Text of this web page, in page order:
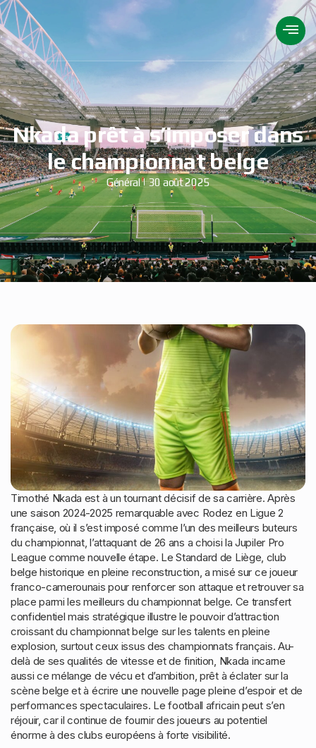
Nkada prêt à s’imposer dans
le championnat belge
Général 30 août 2025
Timothé Nkada est à un tournant décisif de sa carrière. Après
une saison 2024-2025 remarquable avec Rodez en Ligue 2
française, où il s’est imposé comme l’un des meilleurs buteurs
du championnat, l’attaquant de 26 ans a choisi la Jupiler Pro
League comme nouvelle étape. Le Standard de Liège, club
belge historique en pleine reconstruction, a misé sur ce joueur
franco-camerounais pour renforcer son attaque et retrouver sa
place parmi les meilleurs du championnat belge. Ce transfert
confidentiel mais stratégique illustre le pouvoir d’attraction
croissant du championnat belge sur les talents en pleine
explosion, surtout ceux issus des championnats français. Au-
delà de ses qualités de vitesse et de finition, Nkada incarne
aussi ce mélange de vécu et d’ambition, prêt à éclater sur la
scène belge et à écrire une nouvelle page pleine d’espoir et de
performances spectaculaires. Le football africain peut s’en
réjouir, car il continue de fournir des joueurs au potentiel
énorme à des clubs européens à forte visibilité.